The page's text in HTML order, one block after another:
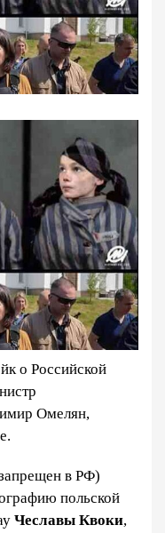
о Российской
Омелян,
в РФ)
польской
Чеславы Квоки,